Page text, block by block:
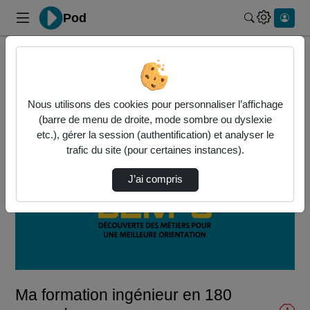
Pod
Ma formation ingénieur en 180 secondes
Lire
la
vidéo
Ma formation ingénieur en 180
Nous utilisons des cookies pour personnaliser l’affichage
(barre de menu de droite, mode sombre ou dyslexie
etc.), gérer la session (authentification) et analyser le
trafic du site (pour certaines instances).
J’ai compris